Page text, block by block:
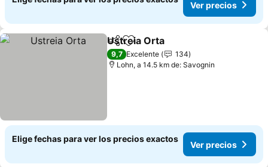
Ver precios
CompartirAgregar a favoritos
Ustreia Orta
9,7 Excelente
134
Lohn, a 14.5 km de: Savognin
Elige fechas para ver los precios exactos
Ver precios